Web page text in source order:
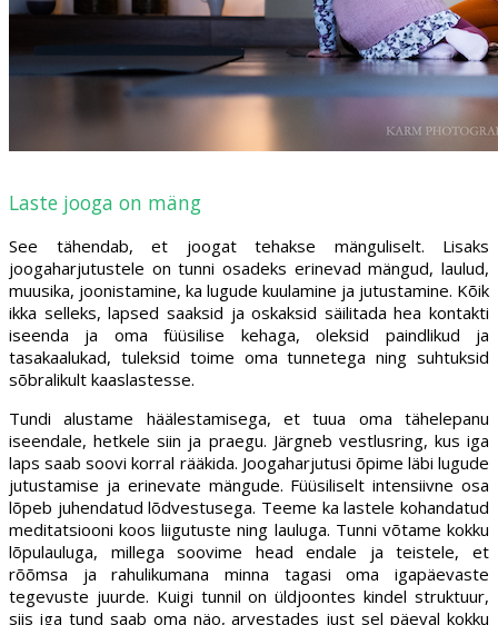
Laste jooga on mäng
See tähendab, et joogat tehakse mänguliselt. Lisaks
joogaharjutustele on tunni osadeks erinevad mängud, laulud,
muusika, joonistamine, ka lugude kuulamine ja jutustamine. Kõik
ikka selleks, lapsed saaksid ja oskaksid säilitada hea kontakti
iseenda ja oma füüsilise kehaga, oleksid paindlikud ja
tasakaalukad, tuleksid toime oma tunnetega ning suhtuksid
sõbralikult kaaslastesse.
Tundi alustame häälestamisega, et tuua oma tähelepanu
iseendale, hetkele siin ja praegu. Järgneb vestlusring, kus iga
laps saab soovi korral rääkida. Joogaharjutusi õpime läbi lugude
jutustamise ja erinevate mängude. Füüsiliselt intensiivne osa
lõpeb juhendatud lõdvestusega. Teeme ka lastele kohandatud
meditatsiooni koos liigutuste ning lauluga. Tunni võtame kokku
lõpulauluga, millega soovime head endale ja teistele, et
rõõmsa ja rahulikumana minna tagasi oma igapäevaste
tegevuste juurde. Kuigi tunnil on üldjoontes kindel struktuur,
siis iga tund saab oma näo, arvestades just sel päeval kokku